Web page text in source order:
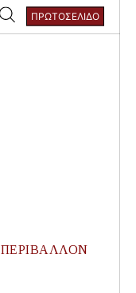
ΠΡΩΤΟΣΕΛΙΔΟ
ΠΕΡΙΒΑΛΛΟΝ